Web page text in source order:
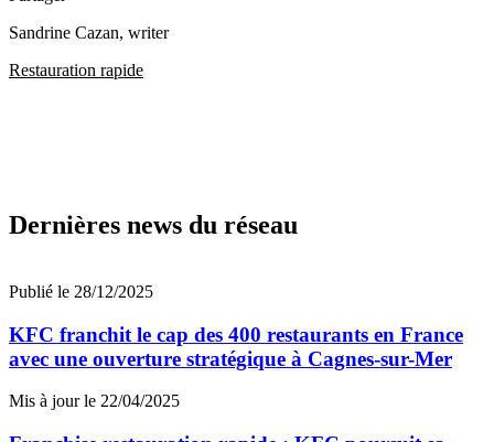
Sandrine Cazan, writer
Restauration rapide
Dernières news du réseau
Publié le 28/12/2025
KFC franchit le cap des 400 restaurants en France
avec une ouverture stratégique à Cagnes-sur-Mer
Mis à jour le 22/04/2025